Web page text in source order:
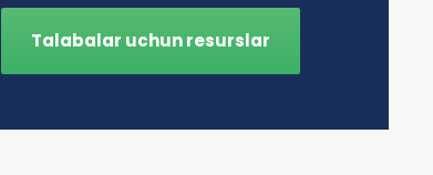
Talabalar uchun resurslar